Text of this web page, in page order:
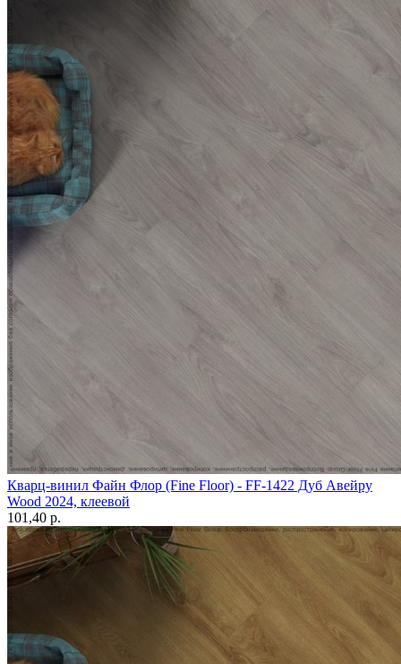
Кварц-винил Файн Флор (Fine Floor) - FF-1422 Дуб Авейру
Wood 2024, клеевой
101,40 p.